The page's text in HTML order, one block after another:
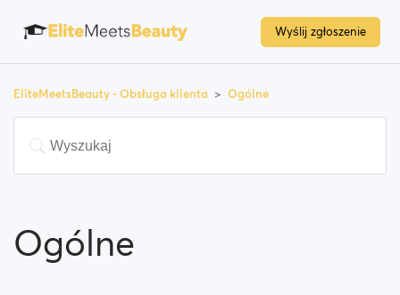
Wyślij zgłoszenie
EliteMeetsBeauty - Obsługa klienta Ogólne
Ogólne